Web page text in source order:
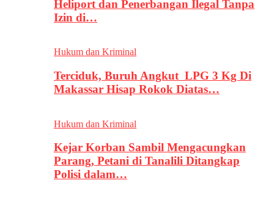
Heliport dan Penerbangan Ilegal Tanpa
Izin di…
Hukum dan Kriminal
Terciduk, Buruh Angkut LPG 3 Kg Di
Makassar Hisap Rokok Diatas…
Hukum dan Kriminal
Kejar Korban Sambil Mengacungkan
Parang, Petani di Tanalili Ditangkap
Polisi dalam…